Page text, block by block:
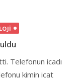
Telefonun icadı
kimin icat